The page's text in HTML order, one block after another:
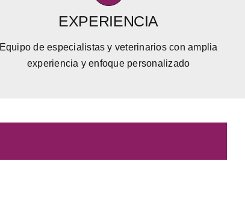
EXPERIENCIA
Equipo de especialistas y veterinarios con amplia
experiencia y enfoque personalizado